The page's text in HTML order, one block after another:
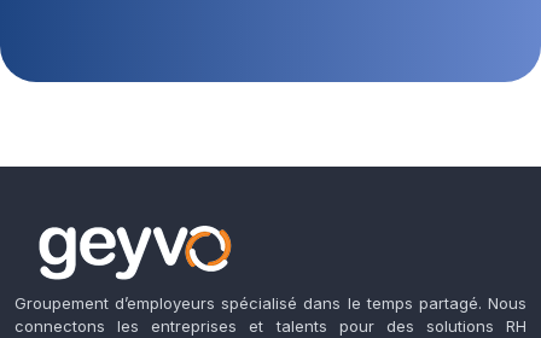
Groupement d’employeurs spécialisé dans le temps partagé. Nous
connectons les entreprises et talents pour des solutions RH